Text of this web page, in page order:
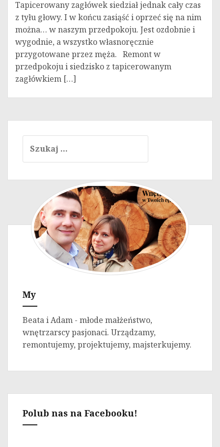
Tapicerowany zagłówek siedział jednak cały czas
z tyłu głowy. I w końcu zasiąść i oprzeć się na nim
można… w naszym przedpokoju. Jest ozdobnie i
wygodnie, a wszystko własnoręcznie
przygotowane przez męża. Remont w
przedpokoju i siedzisko z tapicerowanym
zagłówkiem […]
My
Beata i Adam - młode małżeństwo,
wnętrzarscy pasjonaci. Urządzamy,
remontujemy, projektujemy, majsterkujemy.
Polub nas na Facebooku!